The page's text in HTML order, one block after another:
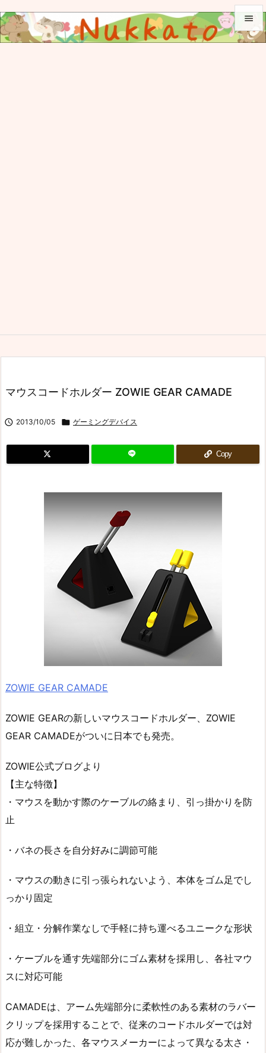


マウスコードホルダー ZOWIE GEAR CAMADE
 2013/10/05  ゲーミングデバイス
Copy
ZOWIE GEAR CAMADE
ZOWIE GEARの新しいマウスコードホルダー、ZOWIE
GEAR CAMADEがついに日本でも発売。
ZOWIE公式ブログより
【主な特徴】
・マウスを動かす際のケーブルの絡まり、引っ掛かりを防
止
・バネの長さを自分好みに調節可能
・マウスの動きに引っ張られないよう、本体をゴム足でし
っかり固定
・組立・分解作業なしで手軽に持ち運べるユニークな形状
・ケーブルを通す先端部分にゴム素材を採用し、各社マウ
スに対応可能
CAMADEは、アーム先端部分に柔軟性のある素材のラバー
クリップを採用することで、従来のコードホルダーでは対
応が難しかった、各マウスメーカーによって異なる太さ・